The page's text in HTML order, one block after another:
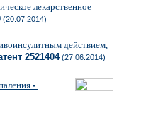
лекарственное
(20.07.2014)
действием,
2521404(27.06.2014)
-